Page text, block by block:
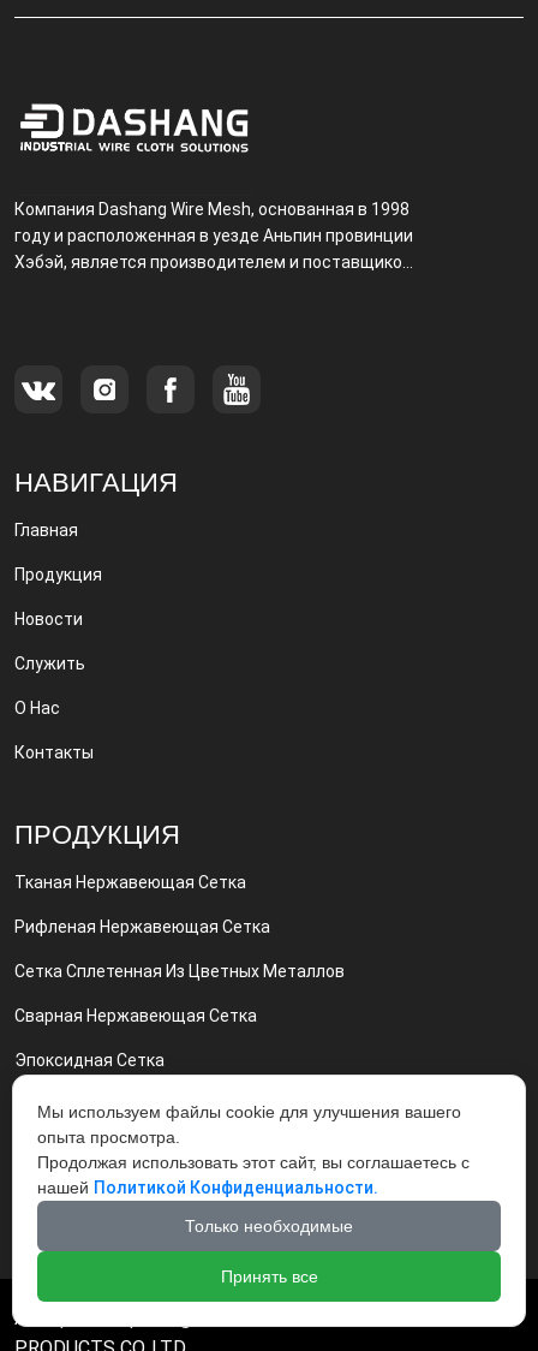
Компания Dashang Wire Mesh, основанная в 1998
году и расположенная в уезде Аньпин провинции
Хэбэй, является производителем и поставщиком,
НАВИГАЦИЯ
Главная
Продукция
Новости
Служить
О Нас
Контакты
ПРОДУКЦИЯ
Тканая Нержавеющая Сетка
Рифленая Нержавеющая Сетка
Сетка Сплетенная Из Цветных Металлов
Сварная Нержавеющая Сетка
Эпоксидная Сетка
Сетка Никелевая И Нихром Сетка
Грохот Вибрационный Вибросита
Экструдерные Фильтры
Авторское право @ HEBEI DA SHANG WIRE MESH
Мы используем файлы cookie для улучшения вашего
опыта просмотра.
Продолжая использовать этот сайт, вы соглашаетесь с
нашей Политикой Конфиденциальности.
Только необходимые
Принять все